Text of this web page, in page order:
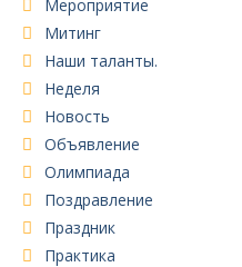
Мероприятие
Митинг
Наши таланты.
Неделя
Новость
Объявление
Олимпиада
Поздравление
Праздник
Практика